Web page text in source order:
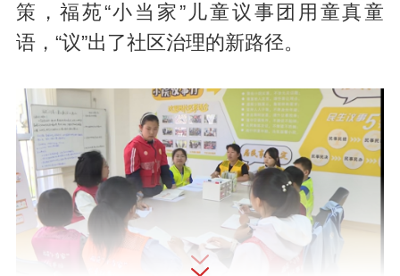
策，福苑“小当家”儿童议事团用童真童
语，“议”出了社区治理的新路径。